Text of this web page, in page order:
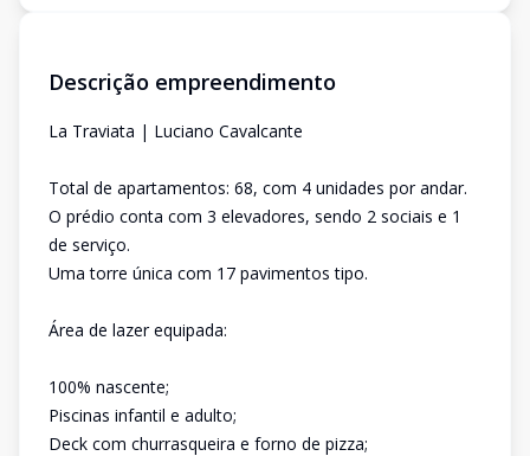
Descrição empreendimento
La Traviata | Luciano Cavalcante
Total de apartamentos: 68, com 4 unidades por andar.
O prédio conta com 3 elevadores, sendo 2 sociais e 1
de serviço.
Uma torre única com 17 pavimentos tipo.
Área de lazer equipada:
100% nascente;
Piscinas infantil e adulto;
Deck com churrasqueira e forno de pizza;